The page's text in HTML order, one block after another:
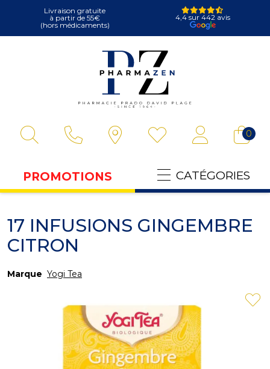
Livraison gratuite
à partir de 55€
(hors médicaments)
4,4 sur 442 avis
0
PROMOTIONS CATÉGORIES
17 INFUSIONS GINGEMBRE
CITRON
Marque Yogi Tea